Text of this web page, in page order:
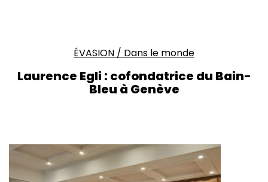
ÉVASION / Dans le monde
Laurence Egli : cofondatrice du Bain-
Bleu à Genève